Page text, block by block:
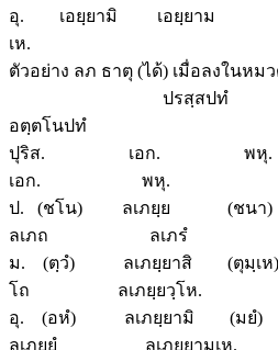
อุ. เอยฺยามิ เอยฺยา
เห.
ตัวอย่าง ลภ ธาตุ (ได้) เมื่อลงในหม
ปรสฺ
อตฺตโนปทํ
ปุริส. เอ
เอก. พหุ.
ป. (ชโน) ลเภยฺย (ช
ลเภถ ลเภรํ
ม. (ตฺวํ) ลเภยฺยาสิ (ตุมฺเ
โถ ลเภยฺยวฺโห.
อุ. (อหํ) ลเภยฺยามิ (ม
ลเภยฺยํ ลเภยฺยามเห.